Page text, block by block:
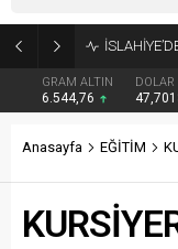
GRAM ALTIN
6.544,76
DOLAR
Anasayfa EĞİTİM